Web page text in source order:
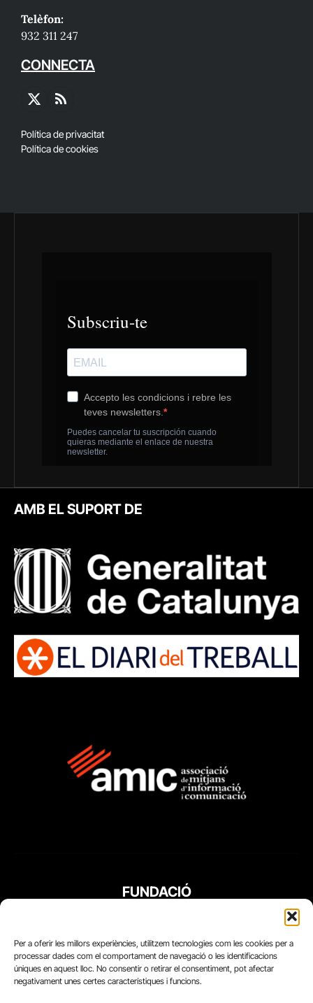
Per a oferir les millors experiències, utilitzem tecnologies com les cookies per a
processar dades com el comportament de navegació o les identificacions
úniques en aquest lloc. No consentir o retirar el consentiment, pot afectar
negativament unes certes característiques i funcions.
Telèfon:
932 311 247
CONNECTA
X
RSS
Política de privacitat
Política de cookies
AMB EL SUPORT DE
FUNDACIÓ